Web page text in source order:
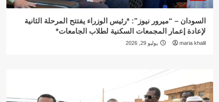
السودان – “ميرور نيوز”: *رئيس الوزراء يفتتح المرحلة الثانية
لإعادة إعمار المجمعات السكنية لطلاب الجامعات*
maria khalil يوليو 29, 2026